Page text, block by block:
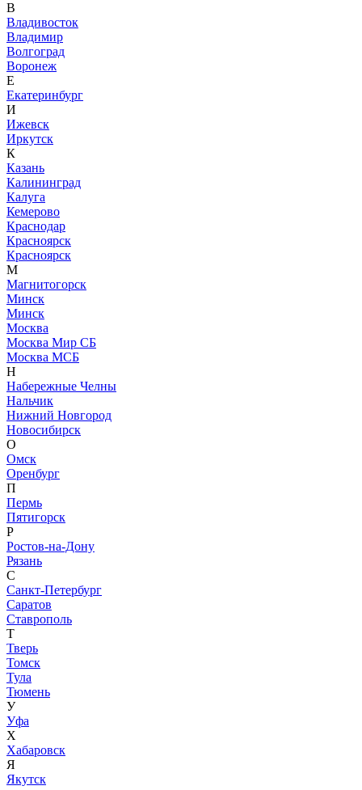
В
Владивосток
Владимир
Волгоград
Воронеж
Е
Екатеринбург
И
Ижевск
Иркутск
К
Казань
Калининград
Калуга
Кемерово
Краснодар
Красноярск
Красноярск
М
Магнитогорск
Минск
Минск
Москва
Москва Мир СБ
Москва МСБ
Н
Набережные Челны
Нальчик
Нижний Новгород
Новосибирск
О
Омск
Оренбург
П
Пермь
Пятигорск
Р
Ростов-на-Дону
Рязань
С
Санкт-Петербург
Саратов
Ставрополь
Т
Тверь
Томск
Тула
Тюмень
У
Уфа
Х
Хабаровск
Я
Якутск